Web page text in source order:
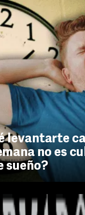
levantarte
no es
sueño?